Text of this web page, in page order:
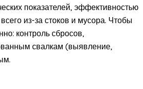
показателей, эффективностью
из-за стоков и мусора. Чтобы
контроль сбросов,
свалкам (выявление,